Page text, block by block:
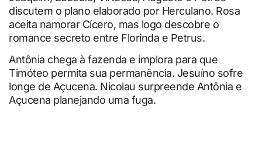
discutem o plano elaborado por Herculano. Rosa
aceita namorar Cícero, mas logo descobre o
romance secreto entre Florinda e Petrus.
Antônia chega à fazenda e implora para que
Timóteo permita sua permanência. Jesuíno sofre
longe de Açucena. Nicolau surpreende Antônia e
Açucena planejando uma fuga.